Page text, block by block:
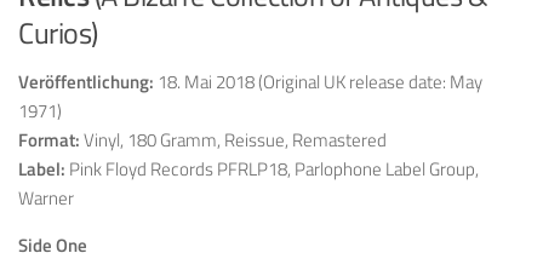
Curios)
Veröffentlichung: 18. Mai 2018 (Original UK release date: May
1971)
Format:Vinyl, 180 Gramm, Reissue, Remastered
Label: Pink Floyd Records PFRLP18, Parlophone Label Group,
Warner
Side One